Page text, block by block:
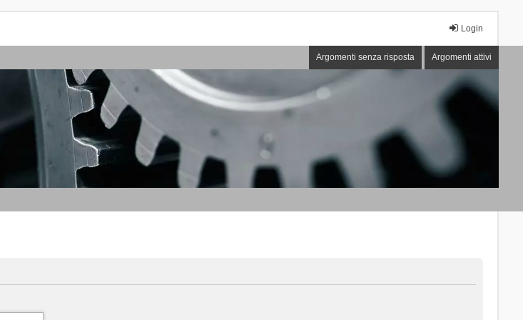
Login
Argomenti senza risposta Argomenti attivi